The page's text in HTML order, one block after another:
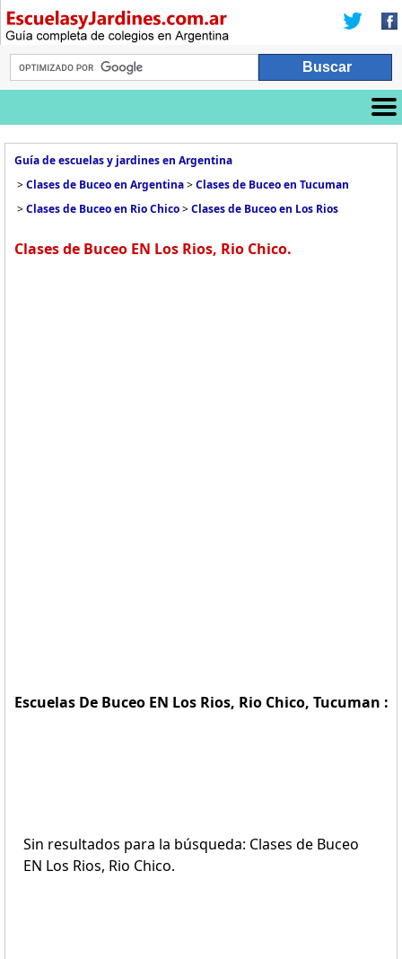
Guía de escuelas y jardines en Argentina
>Clases de Buceo en Argentina>Clases de Buceo en Tucuman
>Clases de Buceo en Rio Chico>Clases de Buceo en Los Rios
Clases de Buceo EN Los Rios, Rio Chico.
Escuelas De Buceo EN Los Rios, Rio Chico, Tucuman :
Sin resultados para la búsqueda: Clases de Buceo
EN Los Rios, Rio Chico.